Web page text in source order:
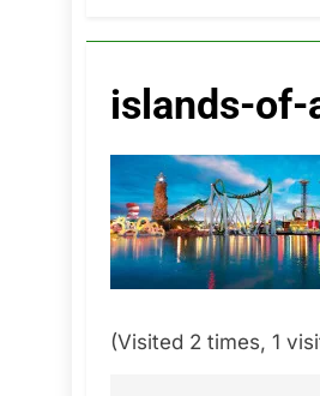
islands-of-
(Visited 2 times, 1